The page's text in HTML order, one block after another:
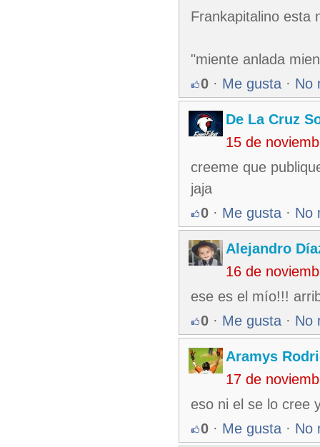
Frankapitalino esta
"miente anlada
0 · Me gusta · No
De La Cruz
15 de
creeme que
jaja
0 · Me gusta · No
Alejandro
16 de
ese es el mío!!!
0 · Me gusta · No
Aramys
17 de
eso ni el se lo cree
0 · Me gusta · No